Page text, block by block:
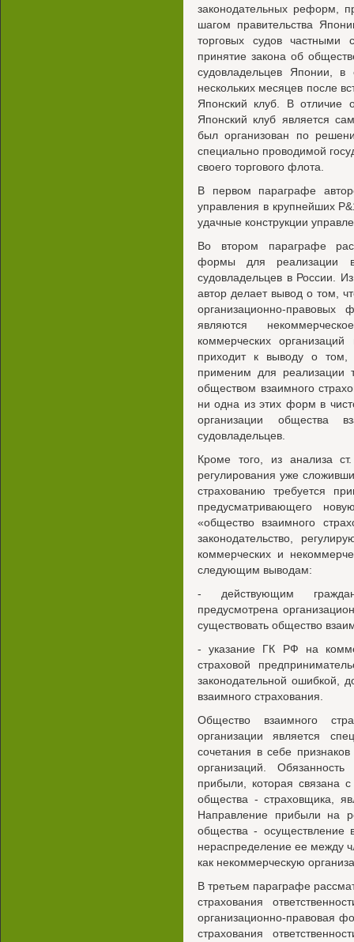
законодательных реформ,
шагом правительства
торговых судов частными
принятие закона об
судовладельцев Японии, в
нескольких месяцев после
Японский клуб. В отличие
Японский клуб является
был организован по
специально проводимой
своего торгового флота.
В первом параграфе
управления в крупнейших
удачные конструкции
Во втором параграфе
формы для реализации
судовладельцев в России.
автор делает вывод о том,
организационно-
являются
коммерческих
приходит к выводу о
применим для реализации
обществом взаимного
ни одна из этих форм в
организации общества
судовладельцев.
Кроме того, из анализа
регулирования уже
страхованию требуется
предусматривающего
«общество взаимного
законодательство,
коммерческих и
следующим выводам:
- действующим
предусмотрена
существовать общество
- указание ГК РФ на
страховой
законодательной ошибкой,
взаимного страхования.
Общество взаимного
организации является
сочетания в себе
организаций.
прибыли, которая связана
общества - страховщика,
Направление прибыли на
общества - осуществление
нераспределение ее между
как некоммерческую
В третьем параграфе
страхования
организационно-правовая
страхования